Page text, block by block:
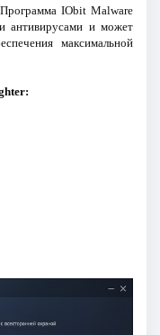
IObit Malware
антивирусами и может
максимальной